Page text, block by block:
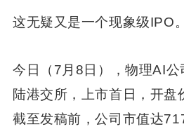
这无疑又是一个现象级IPO。
今日（7月8日），物理AI
陆港交所，上市首日，开盘
截至发稿前，公司市值达